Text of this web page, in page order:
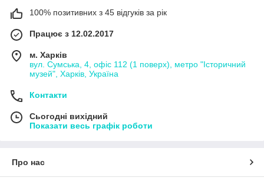
100% позитивних з 45 відгуків за рік
Працює з 12.02.2017
м. Харків
вул. Сумська, 4, офіс 112 (1 поверх), метро "Історичний
музей", Харків, Україна
Контакти
Сьогодні вихідний
Показати весь графік роботи
Про нас